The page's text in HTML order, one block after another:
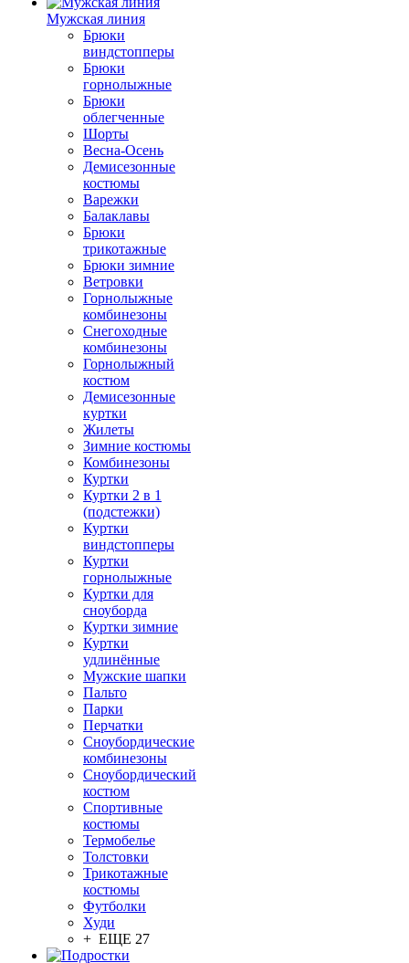
Мужская линия
Брюки
виндстопперы
Брюки
горнолыжные
Брюки
облегченные
Шорты
Весна-Осень
Демисезонные
костюмы
Варежки
Балаклавы
Брюки
трикотажные
Брюки зимние
Ветровки
Горнолыжные
комбинезоны
Снегоходные
комбинезоны
Горнолыжный
костюм
Демисезонные
куртки
Жилеты
Зимние костюмы
Комбинезоны
Куртки
Куртки 2 в 1
(подстежки)
Куртки
виндстопперы
Куртки
горнолыжные
Куртки для
сноуборда
Куртки зимние
Куртки
удлинённые
Мужские шапки
Пальто
Парки
Перчатки
Сноубордические
комбинезоны
Сноубордический
костюм
Спортивные
костюмы
Термобелье
Толстовки
Трикотажные
костюмы
Футболки
Худи
+ ЕЩЕ 27